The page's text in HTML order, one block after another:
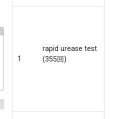
1
rapid urease test
(355回)